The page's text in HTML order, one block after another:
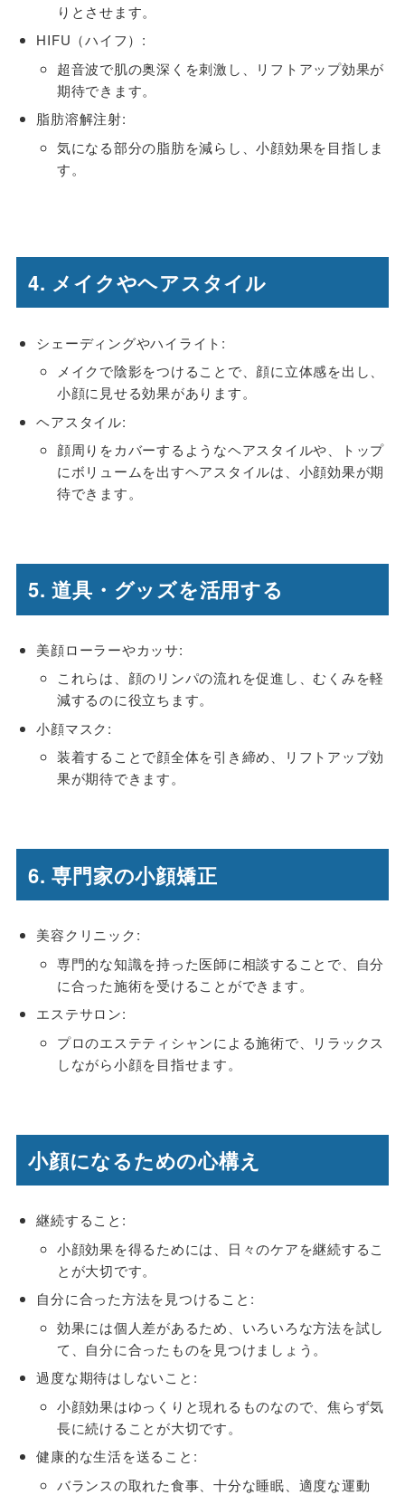
りとさせます。
HIFU（ハイフ）:
超音波で肌の奥深くを刺激し、リフトアップ効果が
期待できます。
脂肪溶解注射:
気になる部分の脂肪を減らし、小顔効果を目指しま
す。
4. メイクやヘアスタイル
シェーディングやハイライト:
メイクで陰影をつけることで、顔に立体感を出し、
小顔に見せる効果があります。
ヘアスタイル:
顔周りをカバーするようなヘアスタイルや、トップ
にボリュームを出すヘアスタイルは、小顔効果が期
待できます。
5. 道具・グッズを活用する
美顔ローラーやカッサ:
これらは、顔のリンパの流れを促進し、むくみを軽
減するのに役立ちます。
小顔マスク:
装着することで顔全体を引き締め、リフトアップ効
果が期待できます。
6. 専門家の小顔矯正
美容クリニック:
専門的な知識を持った医師に相談することで、自分
に合った施術を受けることができます。
エステサロン:
プロのエステティシャンによる施術で、リラックス
しながら小顔を目指せます。
小顔になるための心構え
継続すること:
小顔効果を得るためには、日々のケアを継続するこ
とが大切です。
自分に合った方法を見つけること:
効果には個人差があるため、いろいろな方法を試し
て、自分に合ったものを見つけましょう。
過度な期待はしないこと:
小顔効果はゆっくりと現れるものなので、焦らず気
長に続けることが大切です。
健康的な生活を送ること:
バランスの取れた食事、十分な睡眠、適度な運動